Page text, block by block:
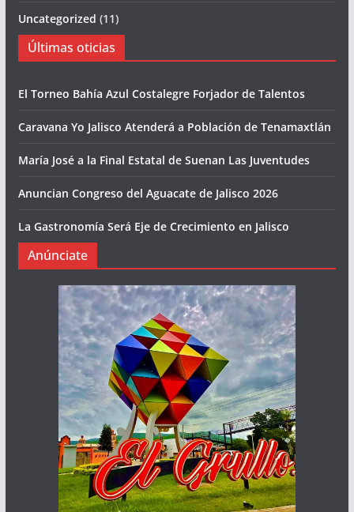
Uncategorized (11)
Últimas oticias
El Torneo Bahía Azul Costalegre Forjador de Talentos
Caravana Yo Jalisco Atenderá a Población de Tenamaxtlán
María José a la Final Estatal de Suenan Las Juventudes
Anuncian Congreso del Aguacate de Jalisco 2026
La Gastronomía Será Eje de Crecimiento en Jalisco
Anúnciate